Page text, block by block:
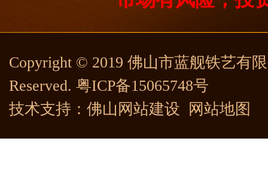
Copyright © 2019 佛山市蓝舰铁艺有
Reserved. 粤ICP备15065748号
技术支持： 佛山网站建设 网站地图